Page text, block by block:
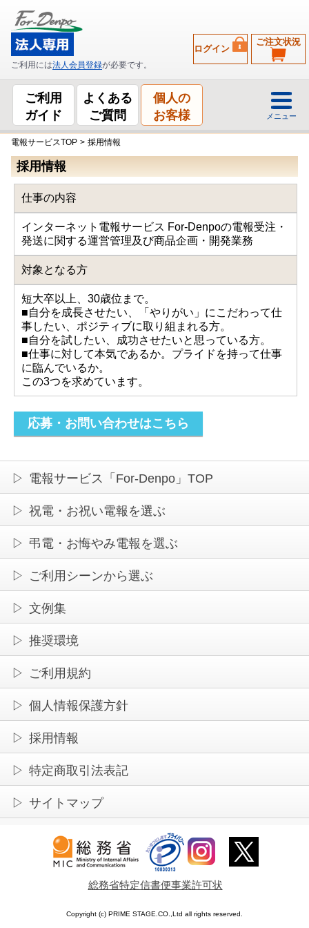
ご利用には法人会員登録が必要です。
ご注文状況
ログイン
ご利用
ガイド
よくある
ご質問
個人の
お客様
メニュー
電報サービスTOP > 採用情報
採用情報
仕事の内容
インターネット電報サービス For-Denpoの電報受注・
発送に関する運営管理及び商品企画・開発業務
対象となる方
短大卒以上、30歳位まで。
■自分を成長させたい、「やりがい」にこだわって仕
事したい、ポジティブに取り組まれる方。
■自分を試したい、成功させたいと思っている方。
■仕事に対して本気であるか。プライドを持って仕事
に臨んでいるか。
この3つを求めています。
応募・お問い合わせはこちら
電報サービス「For-Denpo」TOP
祝電・お祝い電報を選ぶ
弔電・お悔やみ電報を選ぶ
ご利用シーンから選ぶ
文例集
推奨環境
ご利用規約
個人情報保護方針
採用情報
特定商取引法表記
サイトマップ
総務省特定信書便事業許可状
Copyright (c) PRIME STAGE.CO.,Ltd all rights reserved.